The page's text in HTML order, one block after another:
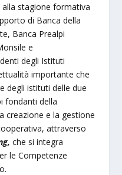
stagione formativa
di Banca della
Banca Prealpi
e
degli Istituti
importante che
degli istituti delle due
fondanti della
creazione e la gestione
attraverso
che si integra
le Competenze